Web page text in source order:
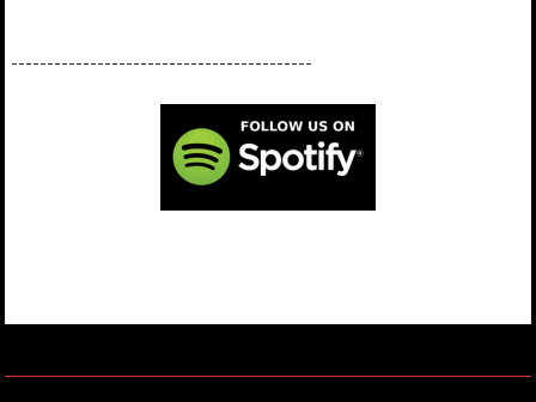
------------------------------------------